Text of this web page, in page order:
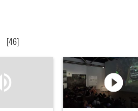
[46]